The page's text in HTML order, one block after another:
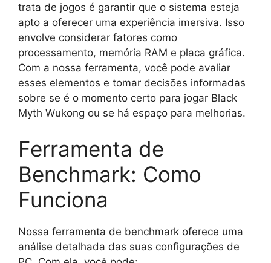
trata de jogos é garantir que o sistema esteja
apto a oferecer uma experiência imersiva. Isso
envolve considerar fatores como
processamento, memória RAM e placa gráfica.
Com a nossa ferramenta, você pode avaliar
esses elementos e tomar decisões informadas
sobre se é o momento certo para jogar Black
Myth Wukong ou se há espaço para melhorias.
Ferramenta de
Benchmark: Como
Funciona
Nossa ferramenta de benchmark oferece uma
análise detalhada das suas configurações de